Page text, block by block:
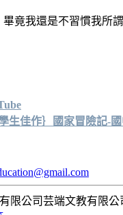
竟我還是不習慣我所
學生佳作｝國家冒險記-
限公司芸端文教有限公